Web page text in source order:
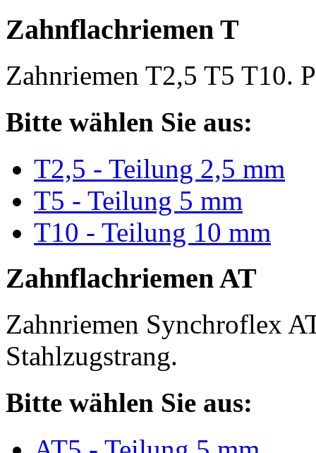
Zahnflachriemen T
Zahnriemen T2,5 T5 T10.
Bitte wählen Sie aus:
T2,5 - Teilung 2,5 mm
T5 - Teilung 5 mm
T10 - Teilung 10 mm
Zahnflachriemen AT
Zahnriemen Synchroflex
Stahlzugstrang.
Bitte wählen Sie aus: